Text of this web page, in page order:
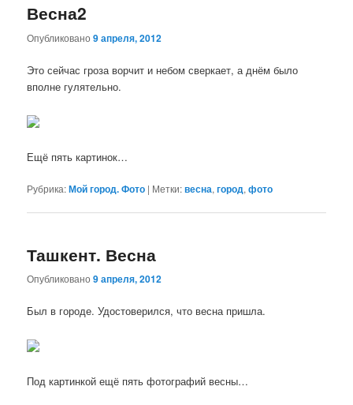
Весна2
Опубликовано9 апреля, 2012
Это сейчас гроза ворчит и небом сверкает, а днём было
вполне гулятельно.
Ещё пять картинок…
Рубрика:Мой город. Фото | Метки:весна,город,фото
Ташкент. Весна
Опубликовано9 апреля, 2012
Был в городе. Удостоверился, что весна пришла.
Под картинкой ещё пять фотографий весны…